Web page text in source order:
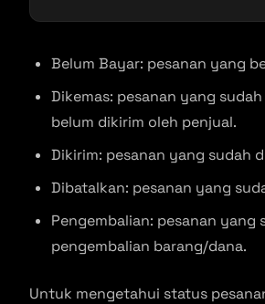
Belum Bayar: pesanan yang
Dikemas: pesanan yang
belum dikirim oleh penjual.
Dikirim: pesanan yang sudah
Dibatalkan: pesanan yang
Pengembalian: pesanan yang
pengembalian barang/dana.
Untuk mengetahui status